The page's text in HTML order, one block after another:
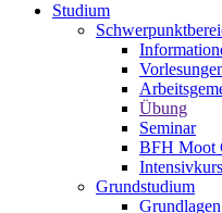
Studium
Übung
Seminar
BFH Moot
Intensivkurs
Grundstudium